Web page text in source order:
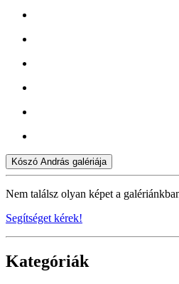
Kószó András galériája
Nem találsz olyan képet a
Segítséget kérek!
Kategóriák